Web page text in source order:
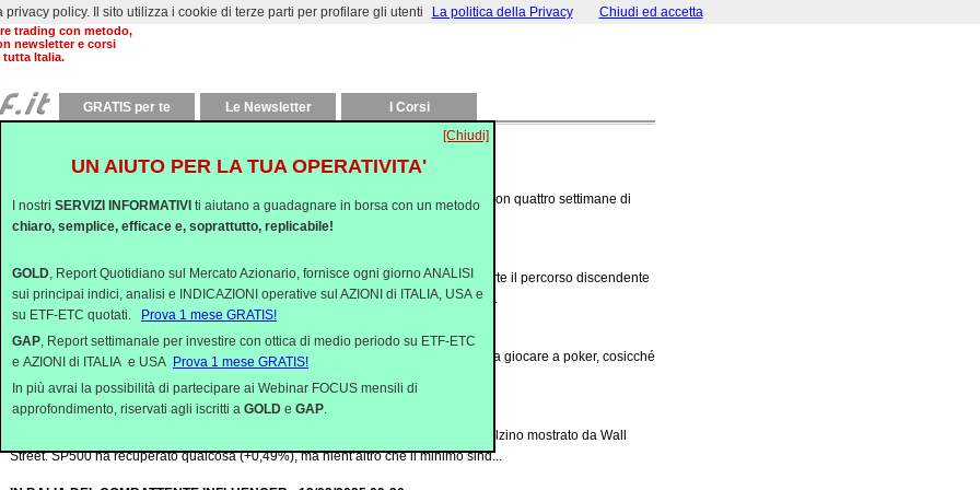
2000 aiutiamo a
trading con metodo,
newsletter e corsi
tutta Italia.
GRATIS per te Le Newsletter I Corsi
Dopo il forte calo dei mercati azionari USA, a partire dall’insediamento di Trump, con quattro settimane di
ribasso, ma con un forte rimbalzo venerdì scorso, la settimana corrente &egr...
Nella seconda settimana di marzo i mercati azionari hanno proseguito in larga parte il percorso discendente
partito dal massimo storico del 19 febbraio (il giorno prima dell’insediamento di T...
GIOIELLIERE.... CHAMPAGNE! - 14/03/2025 09:30
La guerra d’Ucraina sembra non voler finire tanto presto, con Trump che si ostina a giocare a poker, cosicché
UN RIMBALZINO A WALL STREET - 13/03/2025 08:00
Ieri ho colto con un po’ di sollievo, ma, francamente, nessun entusiasmo nel rimbalzino mostrato da Wall
Street. SP500 ha recuperato qualcosa (+0,49%), ma nient’altro che il minimo sind...
[Chiudi]
UN AIUTO PER LA TUA OPERATIVITA'
I nostri SERVIZI INFORMATIVI ti aiutano a guadagnare in borsa con un metodo
chiaro, semplice, efficace e, soprattutto, replicabile!
GOLD, Report Quotidiano sul Mercato Azionario, fornisce ogni giorno ANALISI
sui principai indici, analisi e INDICAZIONI operative sul AZIONI di ITALIA, USA e
su ETF-ETC quotati.
Prova 1 mese GRATIS!
GAP, Report settimanale per investire con ottica di medio periodo su ETF-ETC
e AZIONI di ITALIA e USA Prova 1 mese GRATIS!
In più avrai la possibilità di partecipare ai Webinar FOCUS mensili di
approfondimento, riservati agli iscritti a GOLD e GAP.
privacy policy. Il sito utilizza i cookie di terze parti per profilare gli utenti La politica della Privacy Chiudi ed accetta